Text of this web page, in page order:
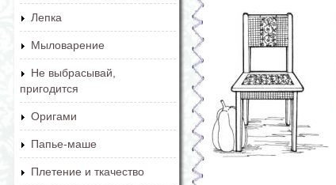
Лепка
Мыловарение
Не выбрасывай,
пригодится
Оригами
Папье-маше
Плетение и ткачество